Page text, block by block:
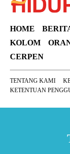
HOME
KOLOM
CERPEN
TENTANG KAMI
KETENTUAN